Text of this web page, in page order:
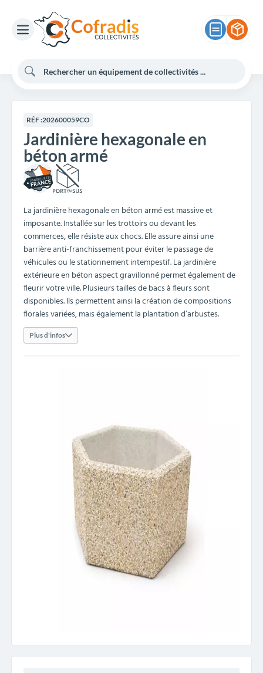
RÉF :202600059CO
Jardinière hexagonale en
béton armé
La jardinière hexagonale en béton armé est massive et
imposante. Installée sur les trottoirs ou devant les
commerces, elle résiste aux chocs. Elle assure ainsi une
barrière anti-franchissement pour éviter le passage de
véhicules ou le stationnement intempestif. La jardinière
extérieure en béton aspect gravillonné permet également de
fleurir votre ville. Plusieurs tailles de bacs à fleurs sont
disponibles. Ils permettent ainsi la création de compositions
florales variées, mais également la plantation d’arbustes.
Plus d'infos